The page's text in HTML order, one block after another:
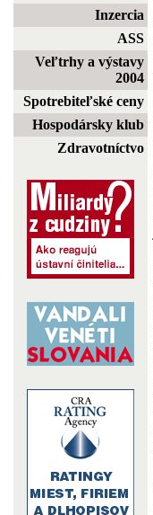
Inzercia
ASS
Veľtrhy a výstavy
2004
Spotrebiteľské ceny
Hospodársky klub
Zdravotníctvo